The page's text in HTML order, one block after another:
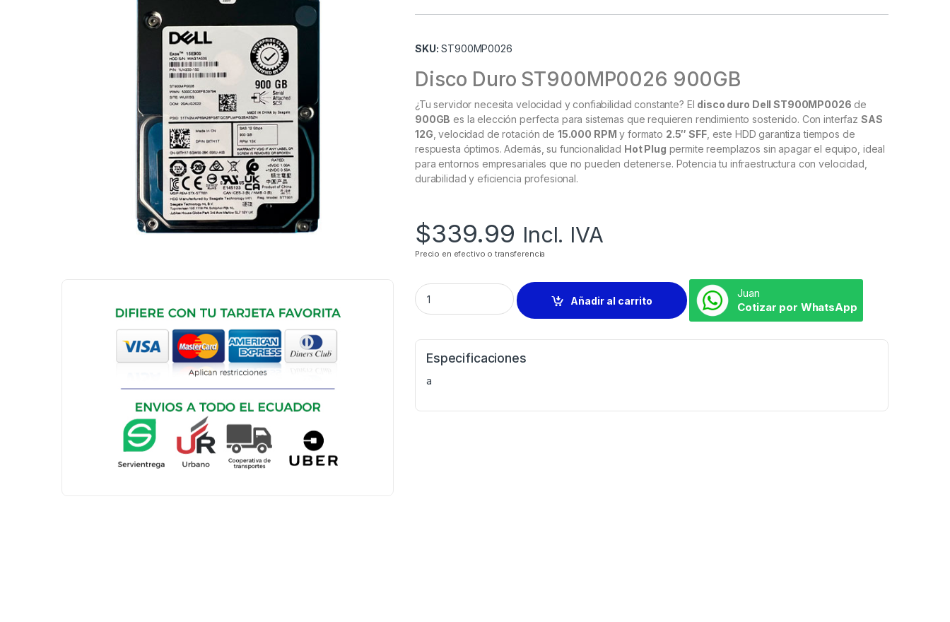
SKU: ST900MP0026
Disco Duro ST900MP0026 900GB
¿Tu servidor necesita velocidad y confiabilidad constante? El disco duro Dell ST900MP0026 de
900GB es la elección perfecta para sistemas que requieren rendimiento sostenido. Con interfaz SAS
12G , velocidad de rotación de 15.000 RPM y formato 2.5″ SFF, este HDD garantiza tiempos de
respuesta óptimos. Además, su funcionalidad Hot Plug permite reemplazos sin apagar el equipo, ideal
para entornos empresariales que no pueden detenerse. Potencia tu infraestructura con velocidad,
durabilidad y eficiencia profesional.
$339.99 Incl. IVA
Precio en efectivo o transferencia
Añadir al carrito
Juan
Cotizar por WhatsApp
Especificaciones
a